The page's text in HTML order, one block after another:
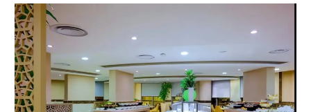
الدجاج
العالم